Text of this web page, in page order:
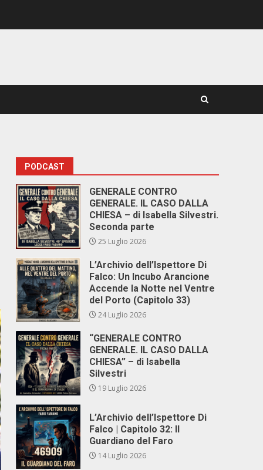
PODCAST
GENERALE CONTRO
GENERALE. IL CASO DALLA
CHIESA – di Isabella Silvestri.
Seconda parte
25 Luglio 2026
L’Archivio dell’Ispettore Di
Falco: Un Incubo Arancione
Accende la Notte nel Ventre
del Porto (Capitolo 33)
24 Luglio 2026
“GENERALE CONTRO
GENERALE. IL CASO DALLA
CHIESA” – di Isabella
Silvestri
19 Luglio 2026
L’Archivio dell’Ispettore Di
Falco | Capitolo 32: Il
Guardiano del Faro
14 Luglio 2026